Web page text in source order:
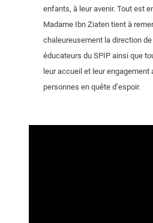
enfants, à leur avenir. Tout est
Madame Ibn Ziaten tient à
chaleureusement la direction de
éducateurs du SPIP ainsi que
leur accueil et leur engagement
personnes en quête d’espoir.